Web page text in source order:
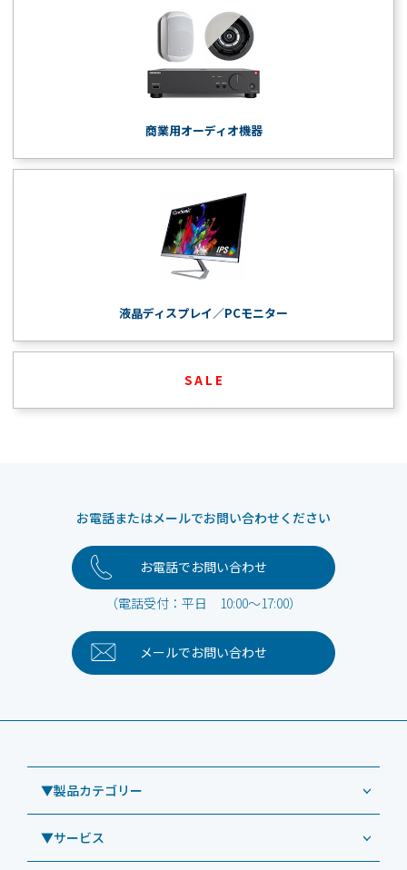
商業用オーディオ機器
液晶ディスプレイ／PCモニター
S A L E
お電話またはメールでお問い合わせください
お電話でお問い合わせ
（電話受付：平日 10:00～17:00）
メールでお問い合わせ
▼製品カテゴリー
業務用タブレット
▼サービス